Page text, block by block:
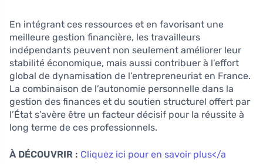
En intégrant ces ressources et en favorisant une
meilleure gestion financière, les travailleurs
indépendants peuvent non seulement améliorer leur
stabilité économique, mais aussi contribuer à l’effort
global de dynamisation de l’entrepreneuriat en France.
La combinaison de l’autonomie personnelle dans la
gestion des finances et du soutien structurel offert par
l’État s’avère être un facteur décisif pour la réussite à
long terme de ces professionnels.
À DÉCOUVRIR : Cliquez ici pour en savoir plus</a